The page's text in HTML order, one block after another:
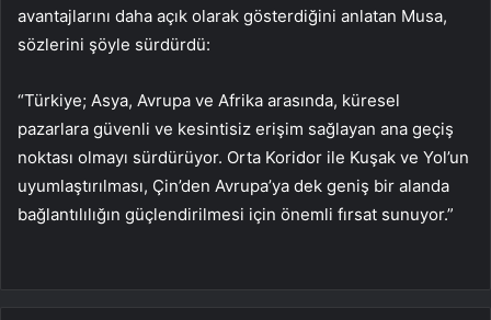
avantajlarını daha açık olarak gösterdiğini anlatan Musa,
sözlerini şöyle sürdürdü:
“Türkiye; Asya, Avrupa ve Afrika arasında, küresel
pazarlara güvenli ve kesintisiz erişim sağlayan ana geçiş
noktası olmayı sürdürüyor. Orta Koridor ile Kuşak ve Yol’un
uyumlaştırılması, Çin’den Avrupa’ya dek geniş bir alanda
bağlantılılığın güçlendirilmesi için önemli fırsat sunuyor.”